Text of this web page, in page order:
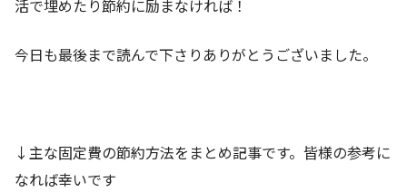
活で埋めたり節約に励まなければ！
今日も最後まで読んで下さりありがとうございました。
↓主な固定費の節約方法をまとめ記事です。皆様の参考に
なれば幸いです